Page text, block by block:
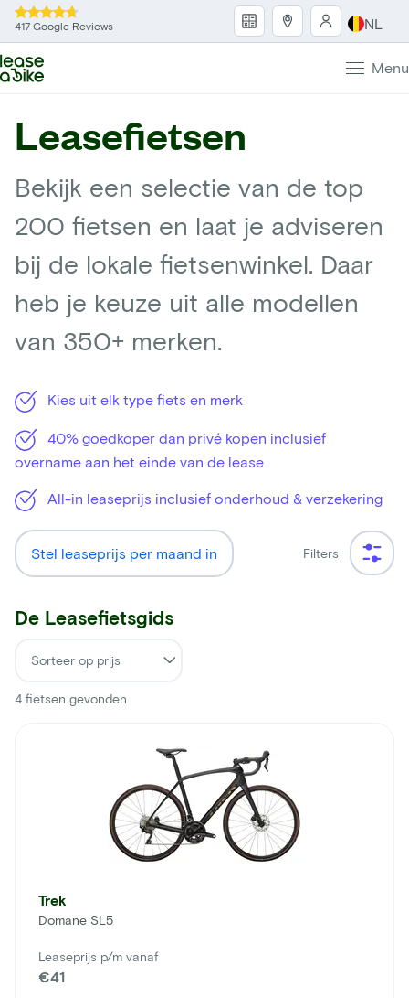
417 Google Reviews NL
Menu
Leasefietsen
Bekijk een selectie van de top
200 fietsen en laat je adviseren
bij de lokale fietsenwinkel. Daar
heb je keuze uit alle modellen
van 350+ merken.
Kies uit elk type fiets en merk
40% goedkoper dan privé kopen inclusief
overname aan het einde van de lease
All-in leaseprijs inclusief onderhoud & verzekering
Stel leaseprijs per maand in Filters
De Leasefietsgids
4 fietsen gevonden
Trek
Domane SL5
Leaseprijs p/m vanaf
€41